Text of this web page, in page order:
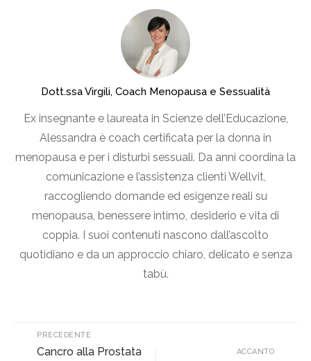
Dott.ssa Virgili, Coach Menopausa e Sessualità
Ex insegnante e laureata in Scienze dell’Educazione,
Alessandra è coach certificata per la donna in
menopausa e per i disturbi sessuali. Da anni coordina la
comunicazione e l’assistenza clienti Wellvit,
raccogliendo domande ed esigenze reali su
menopausa, benessere intimo, desiderio e vita di
coppia. I suoi contenuti nascono dall’ascolto
quotidiano e da un approccio chiaro, delicato e senza
tabù.
PRECEDENTE
Cancro alla Prostata
ACCANTO